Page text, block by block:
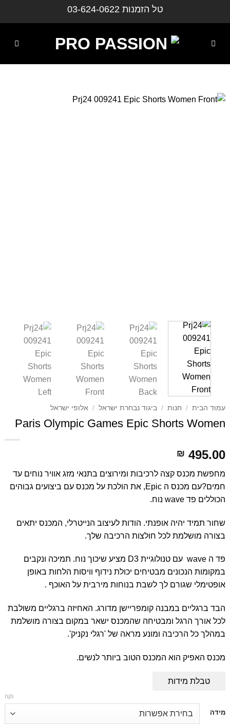
טל הזמנות 03-624-0622
עמוד הבית / חנות / ביגוד נבחרת ישראל / אלופי ישראל
Paris Olympic Games Epic Shorts Women
₪ 495.00
מחפשת מכנס קצה לרכיבות ומירוצים בתנאי מזג אוויר נוחים עד
חמים?עם מכנס ה Epic, את הולכת על מכנס עם ביצועים גבוהים
הכוללים פד wave נוח.
שחור תמיד יהיה אופנתי. הודות לעיצוב הנייטרלי, המכנס יתאים
בצורה מושלמת לכל חולצות הרכיבה שלך.
פד ה wave עם טנולוגיית D3 מציע שיכוך נוח. תמיכה ונקבים
במקומות הנכונים מבטיחים יכולת נידוף וויסות הלחות באופן
אופטימלי שגורם לך לשבת בנוחות מירבית על האוכף .
הבד ברגליים במבנה קומפריישן מדורג. האחיזה ברגליים משולבת
לכל אורך הרגל ומבטיחה שהמכנס ישאר במקום בצורה מושלמת
במהלך כל הרכיבה ומונע מראה של 'רגלי נקניק'.
מכנס האפיק הוא המכנס הטוב ביותר לנשים.
טבלת מידות
מידה
נקה
לתוכן